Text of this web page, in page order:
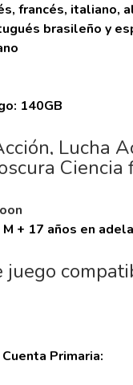
francés, italiano,
brasileño y
140GB
Lucha
Ciencia
+ 17 años en
juego
Primaria: